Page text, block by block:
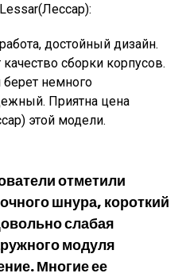
достойный дизайн.
сборки корпусов.
немного
Приятна цена
этой модели.
отметили
шнура, короткий
слабая
модуля
Многие ее